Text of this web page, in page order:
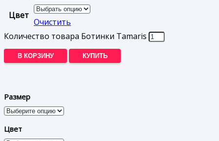
Цвет
Очистить
Количество товара Ботинки Tamaris
В КОРЗИНУ КУПИТЬ
Размер
Цвет